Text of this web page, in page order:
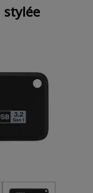
stylée